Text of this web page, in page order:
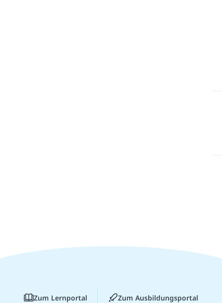
Zum Lernportal Zum Ausbildungsportal